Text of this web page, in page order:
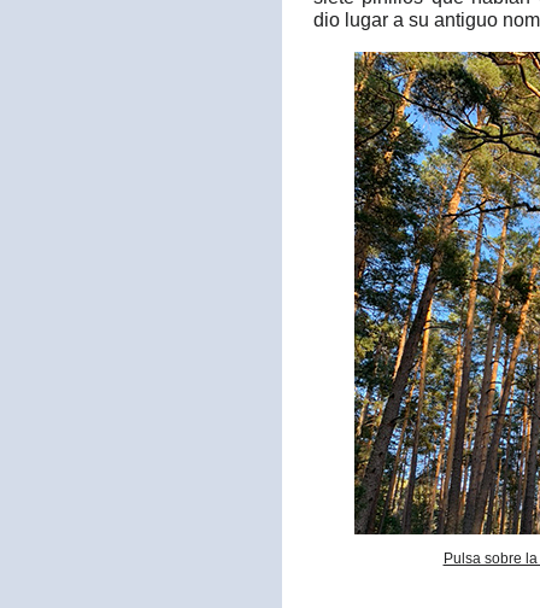
dio lugar a su antiguo
Pulsa sobre